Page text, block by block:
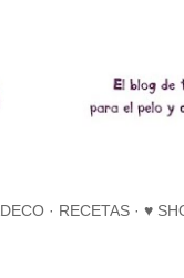
RECETAS ♥